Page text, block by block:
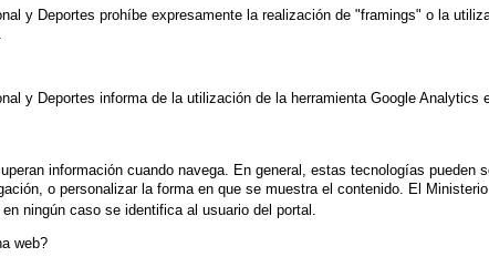
y Deportes prohíbe expresamente la realización de "framings" o la
y Deportes informa de la utilización de la herramienta Google
información cuando navega. En general, estas tecnologías
o personalizar la forma en que se muestra el contenido. El
ningún caso se identifica al usuario del portal.
web?